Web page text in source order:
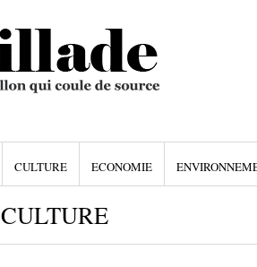
CULTURE ECONOMIE
CULTURE